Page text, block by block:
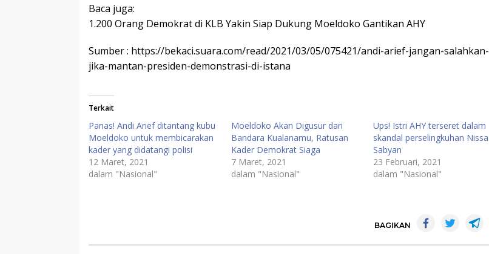
Baca juga:
1.200 Orang Demokrat di KLB Yakin Siap Dukung Moeldoko Gantikan AHY
Sumber : https://bekaci.suara.com/read/2021/03/05/075421/andi-arief-jangan-salahkan-
jika-mantan-presiden-demonstrasi-di-istana
Terkait
Panas! Andi Arief ditantang kubu
Moeldoko untuk membicarakan
kader yang didatangi polisi
12 Maret, 2021
dalam "Nasional"
Moeldoko Akan Digusur dari
Bandara Kualanamu, Ratusan
Kader Demokrat Siaga
7 Maret, 2021
dalam "Nasional"
Ups! Istri AHY terseret dalam
skandal perselingkuhan Nissa
Sabyan
23 Februari, 2021
dalam "Nasional"
BAGIKAN